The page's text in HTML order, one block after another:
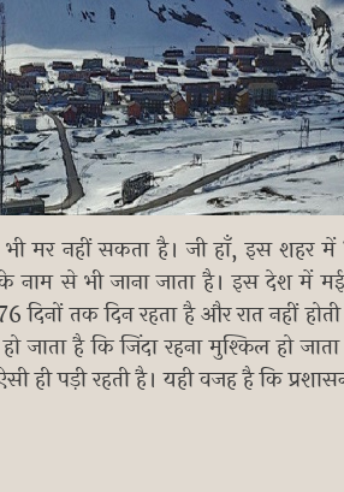
मर नहीं सकता है। जी हाँ, इस शहर में
के नाम से भी जाना जाता है। इस देश में
तक दिन रहता है और रात नहीं होती
है कि जिंदा रहना मुश्किल हो जाता
ही पड़ी रहती है। यही वजह है कि